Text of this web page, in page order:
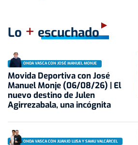
Lo + escuchado
ONDA VASCA CON JOSÉ MANUEL MONJE
Movida Deportiva con José
Manuel Monje (06/08/26) | El
nuevo destino de Julen
Agirrezabala, una incógnita
ONDA VASCA CON JUANJO LUSA Y SAMU VALCÁRCEL